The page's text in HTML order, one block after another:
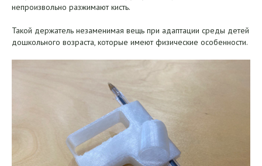
непроизвольно разжимают кисть.
Такой держатель незаменимая вещь при адаптации среды детей
дошкольного возраста, которые имеют физические особенности.